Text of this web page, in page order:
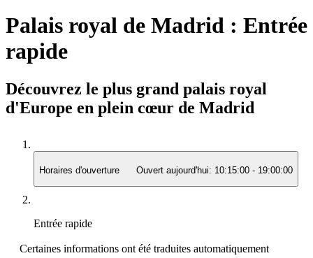
Palais royal de Madrid : Entrée
rapide
Découvrez le plus grand palais royal
d'Europe en plein cœur de Madrid
Horaires d'ouverture Ouvert aujourd'hui: 10:15:00 - 19:00:00
Entrée rapide
Certaines informations ont été traduites automatiquement